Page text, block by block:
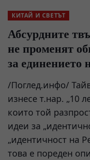
КИТАЙ И СВЕТЪТ
Абсурдните
не променят
за единението
/Поглед.инфо/
изнесе т.нар. „10
които той
идеи за
„идентичност на
това е пореден